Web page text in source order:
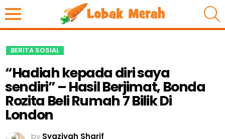
BERITA SOSIAL
“Hadiah kepada diri saya
sendiri” – Hasil Berjimat, Bonda
Rozita Beli Rumah 7 Bilik Di
London
by Syaziyah Sharif